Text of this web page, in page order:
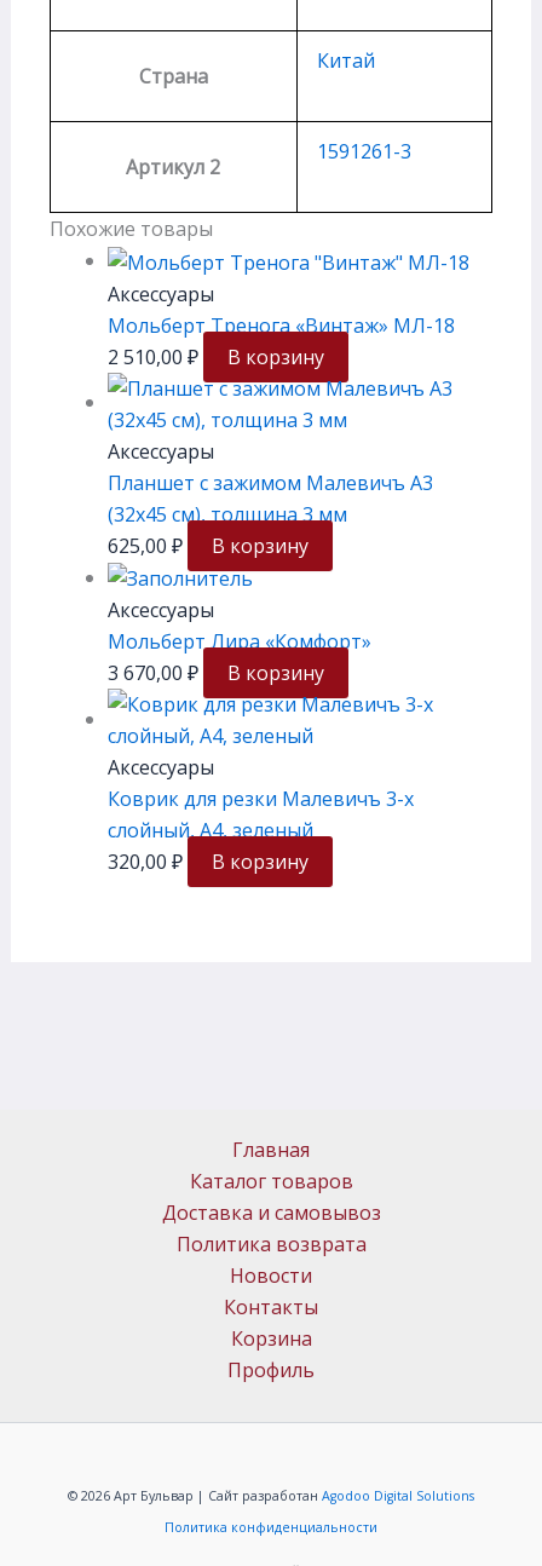
Страна
Китай
Артикул 2
1591261-3
Похожие товары
Аксессуары
Мольберт Тренога «Винтаж» МЛ-18
2 510,00 ₽ В корзину
Аксессуары
Планшет с зажимом Малевичъ А3
(32х45 см), толщина 3 мм
625,00 ₽ В корзину
Аксессуары
Мольберт Лира «Комфорт»
3 670,00 ₽ В корзину
Аксессуары
Коврик для резки Малевичъ 3-х
слойный, А4, зеленый
320,00 ₽ В корзину
Главная
Каталог товаров
Доставка и самовывоз
Политика возврата
Новости
Контакты
Корзина
Профиль
© 2026 Арт Бульвар | Сайт разработан Agodoo Digital Solutions
Политика конфиденциальности